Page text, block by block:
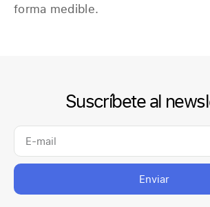
forma medible.
Suscríbete al
Enviar